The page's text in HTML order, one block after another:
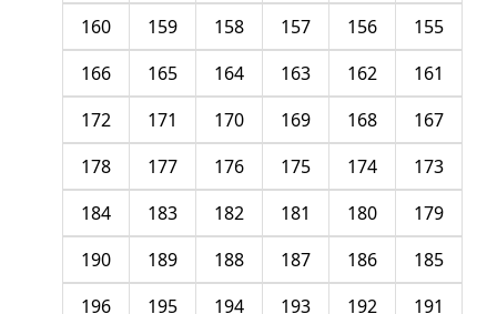
155
156
157
158
159
160
161
162
163
164
165
166
167
168
169
170
171
172
173
174
175
176
177
178
179
180
181
182
183
184
185
186
187
188
189
190
191
192
193
194
195
196